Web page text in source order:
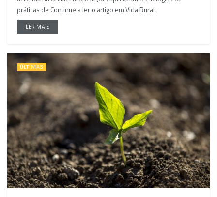
práticas de Continue a ler o artigo em Vida Rural.
LER MAIS
ÚLTIMAS